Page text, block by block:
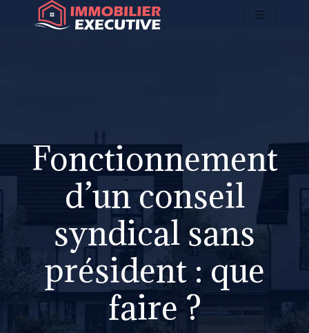
Fonctionnement
d’un conseil
syndical sans
président : que
faire ?